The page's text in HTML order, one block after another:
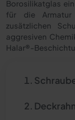
Borosilikatglas
für die Armatur
zusätzlichen
aggresiven
Halar®-